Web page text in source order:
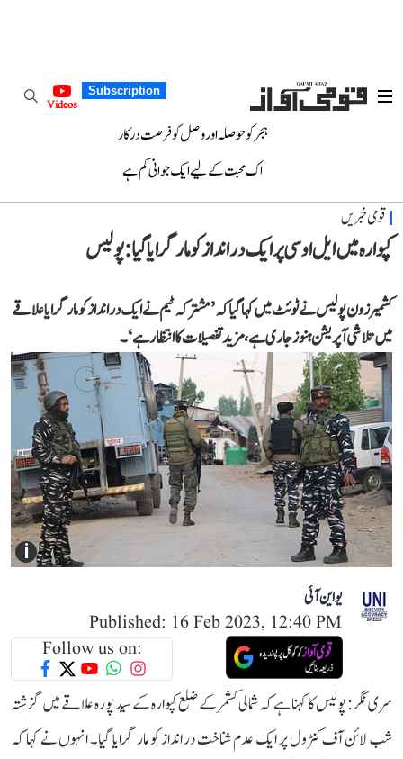
Subscription
Videos
ہجر کو حوصلہ اور وصل کو فرصت درکار
اک محبت کے لیے ایک جوانی کم ہے
قومی خبریں
کپوارہ میں ایل او سی پر ایک در انداز کو مار گرایا گیا: پولیس
کشمیر زون پولیس نے ٹوئٹ میں کہا گیا کہ ’مشترکہ ٹیم نے ایک در انداز کو مار گرایا علاقے
میں تلاشی آپریشن ہنوز جاری ہے، مزید تفصیلات کا انتظار ہے‘۔
i
یو این آئی
Published: 16 Feb 2023, 12:40 PM
Follow us on:
سری نگر: پولیس کا کہنا ہے کہ شمالی کشمر کے ضلع کپوارہ کے سید پورہ علاقے میں گزشتہ
شب لائن آف کنٹرول پر ایک عدم شناخت در انداز کو مار گرایا گیا۔ انہوں نے کہا کہ